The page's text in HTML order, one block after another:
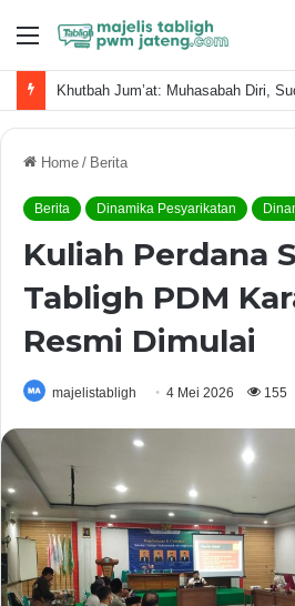
Menu
Home / Berita
Berita Dinamika Pesyarikatan
Kuliah Perdana
Tabligh PDM
Resmi Dimulai
majelistabligh 4 Mei 2026 155